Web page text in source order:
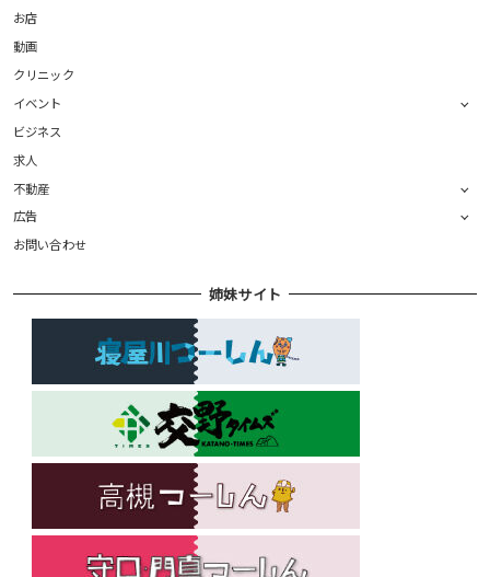
お店
動画
クリニック
イベント
ビジネス
求人
不動産
広告
お問い合わせ
姉妹サイト